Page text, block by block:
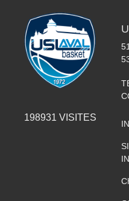
198931 VISITES